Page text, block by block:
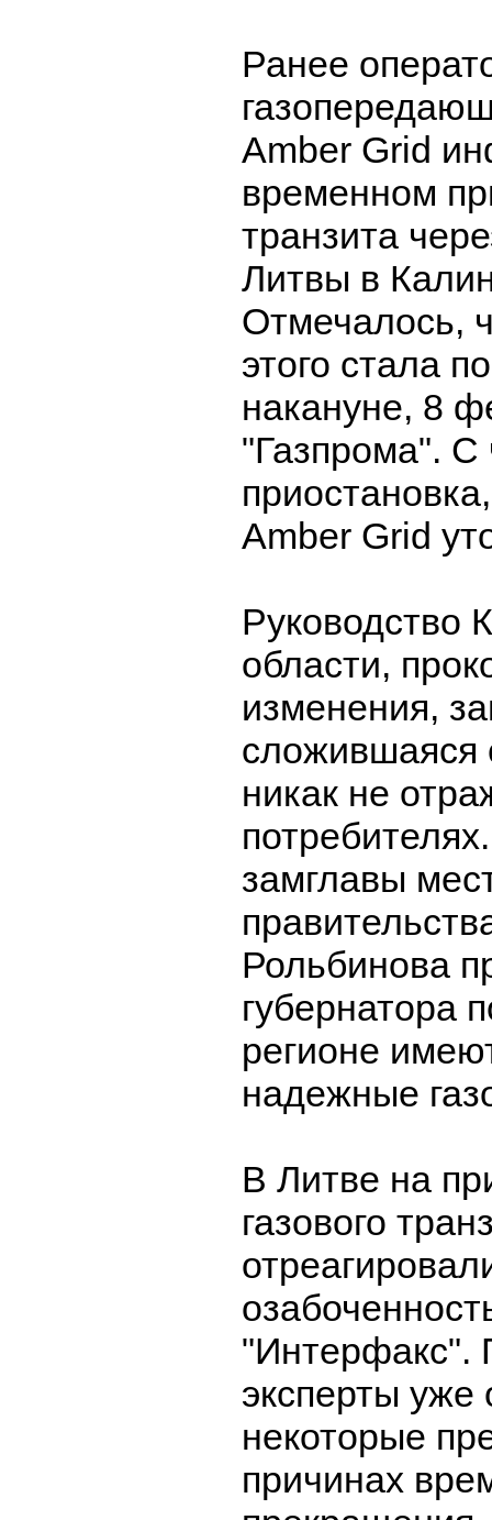
Ранее
Amber Grid
временном
транзита
Литвы в
Отмечалось,
этого стала
накануне, 8
"Газпрома". С
Amber Grid
Руководство
области,
изменения,
сложившаяся
никак не
замглавы
Рольбинова
губернатора
регионе
надежные
В Литве на
газового
"Интерфакс".
эксперты уже
некоторые
причинах